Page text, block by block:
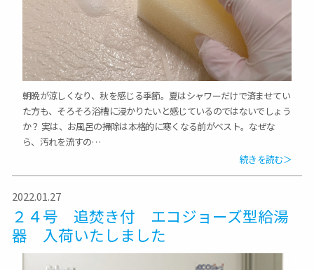
朝晩が涼しくなり、秋を感じる季節。夏はシャワーだけで済ませてい
た方も、そろそろ浴槽に浸かりたいと感じているのではないでしょう
か？ 実は、お風呂の掃除は本格的に寒くなる前がベスト。なぜな
ら、汚れを流すの…
続きを読む＞
2022.01.27
２４号 追焚き付 エコジョーズ型給湯
器 入荷いたしました